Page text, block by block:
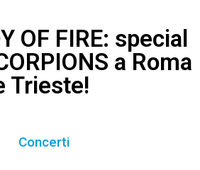
OF FIRE: special
a Roma
Trieste!
Concerti